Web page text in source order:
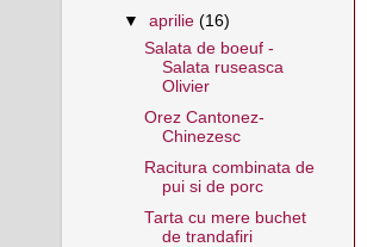
▼aprilie(16)
Salata de boeuf -
Salata ruseasca
Olivier
Orez Cantonez-
Chinezesc
Racitura combinata de
pui si de porc
Tarta cu mere buchet
de trandafiri